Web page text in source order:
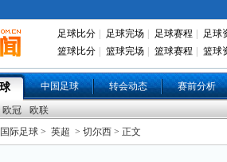
足球比分 足球完场 足球赛程
足球
篮球比分
篮球完场 篮球赛程 篮球
中国足球 转会动态 赛前分析
欧冠
欧联
国际足球 > 英超 > 切尔西 > 正文